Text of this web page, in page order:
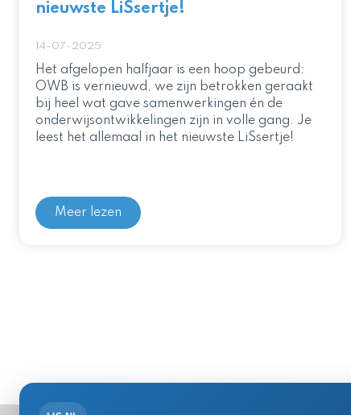
nieuwste LiSsertje!
14-07-2025
Het afgelopen halfjaar is een hoop gebeurd:
OWB is vernieuwd, we zijn betrokken geraakt
bij heel wat gave samenwerkingen én de
onderwijsontwikkelingen zijn in volle gang. Je
leest het allemaal in het nieuwste LiSsertje!
Meer lezen